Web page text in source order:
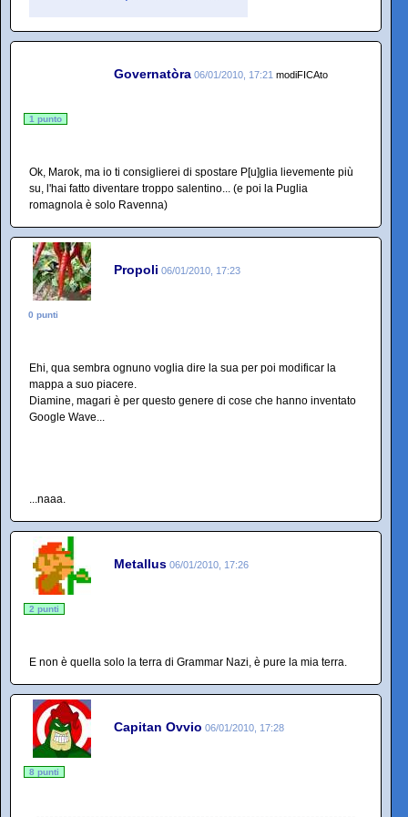
Governatòra 06/01/2010, 17:21 modiFICAto
1 punto
Ok, Marok, ma io ti consiglierei di spostare P[u]glia lievemente più
su, l'hai fatto diventare troppo salentino... (e poi la Puglia
romagnola è solo Ravenna)
Propoli 06/01/2010, 17:23
0 punti
Ehi, qua sembra ognuno voglia dire la sua per poi modificar la
mappa a suo piacere.
Diamine, magari è per questo genere di cose che hanno inventato
Google Wave...
...naaa.
Metallus 06/01/2010, 17:26
2 punti
E non è quella solo la terra di Grammar Nazi, è pure la mia terra.
Capitan Ovvio 06/01/2010, 17:28
8 punti